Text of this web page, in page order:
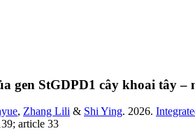
gen StGDPD1 cây khoai tây
, Zhang Lili & Shi Ying. 2026.
article 33